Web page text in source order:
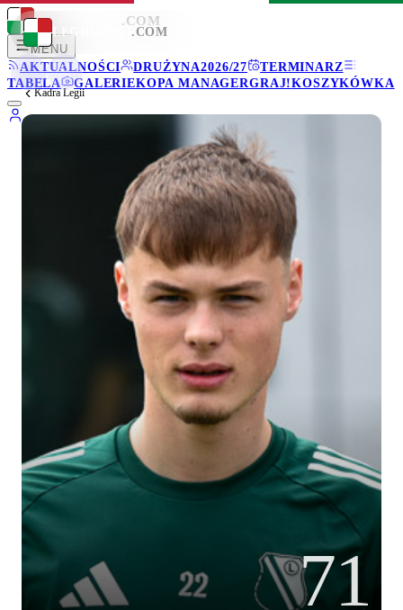
LEGIONISCI .COM
MENU
AKTUALNOŚCI
DRUŻYNA2026/27
TERMINARZ
TABELA
GALERIEKOPA MANAGERGRAJ!KOSZYKÓWKA
LEGIONISCI .COM
Kadra Legii
71